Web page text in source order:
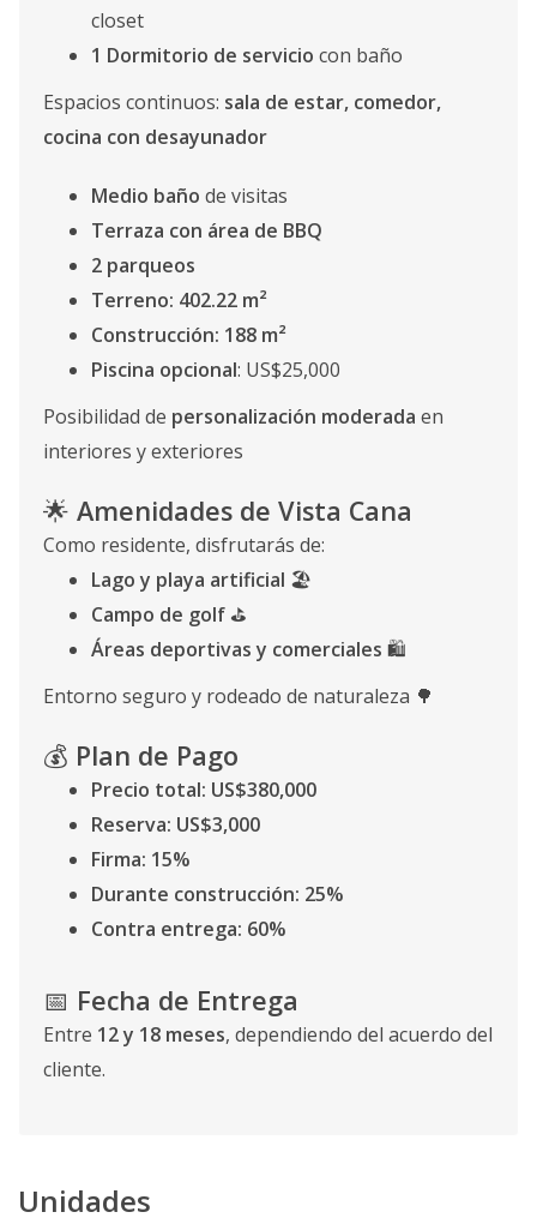
closet
1 Dormitorio de servicio con baño
Espacios continuos: sala de estar, comedor,
cocina con desayunador
Medio baño de visitas
Terraza con área de BBQ
2 parqueos
Terreno: 402.22 m²
Construcción: 188 m²
Piscina opcional: US$25,000
Posibilidad de personalización moderada en
interiores y exteriores
🌟 Amenidades de Vista Cana
Como residente, disfrutarás de:
Lago y playa artificial 🏖️
Campo de golf ⛳
Áreas deportivas y comerciales 🛍️
Entorno seguro y rodeado de naturaleza 🌳
💰 Plan de Pago
Precio total: US$380,000
Reserva: US$3,000
Firma: 15%
Durante construcción: 25%
Contra entrega: 60%
📅 Fecha de Entrega
Entre 12 y 18 meses, dependiendo del acuerdo del
cliente.
Unidades